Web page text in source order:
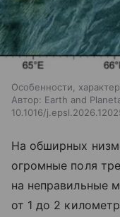
Особенности,
Автор: Earth and
10.1016/
На обширных
огромные поля
на неправильные
от 1 до 2